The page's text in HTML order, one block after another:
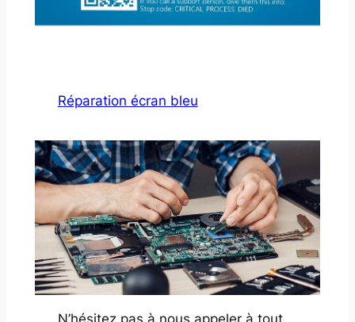
Réparation écran bleu
N’hésitez pas à nous appeler à tout